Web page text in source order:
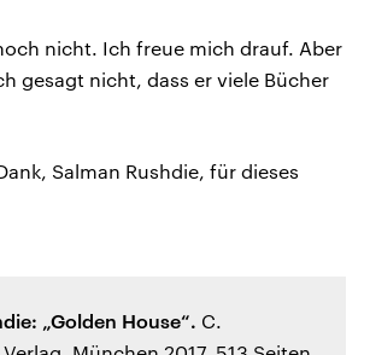
nicht. Ich freue mich drauf. Aber
gesagt nicht, dass er viele Bücher
Salman Rushdie, für dieses
„Golden House“. C.